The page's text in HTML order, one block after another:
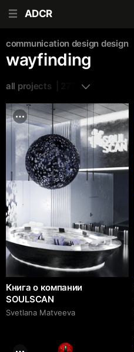
ADCR
communication design design
wayfinding
all projects  | 277
Книга о компании
SOULSCAN
Svetlana Matveeva